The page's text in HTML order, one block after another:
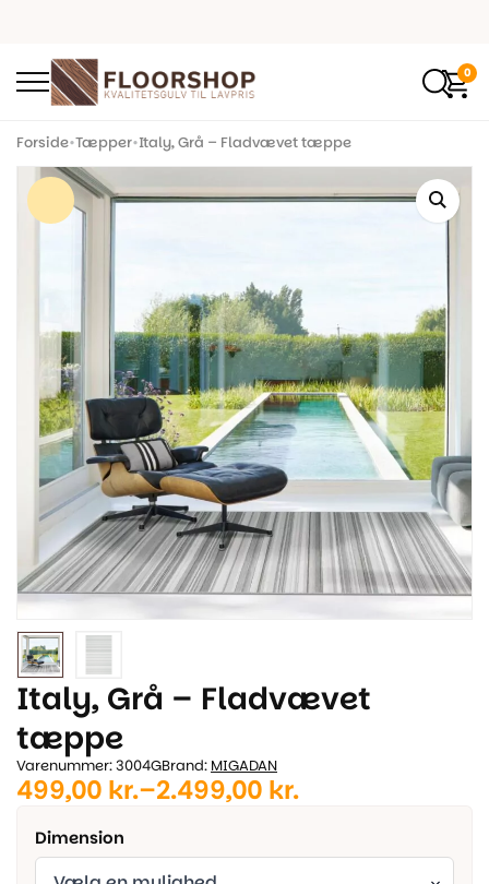
0
Forside•Tæpper•Italy, Grå – Fladvævet tæppe
Italy, Grå – Fladvævet
tæppe
Varenummer: 3004GBrand: MIGADAN
499,00 kr.–2.499,00 kr.
Prisinterval:
499,00 kr.
til
Dimension